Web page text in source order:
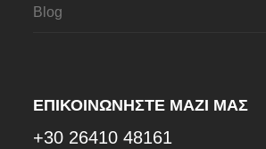
Blog
ΕΠΙΚΟΙΝΩΝΉΣΤΕ ΜΑΖΊ ΜΑΣ
+30 26410 48161